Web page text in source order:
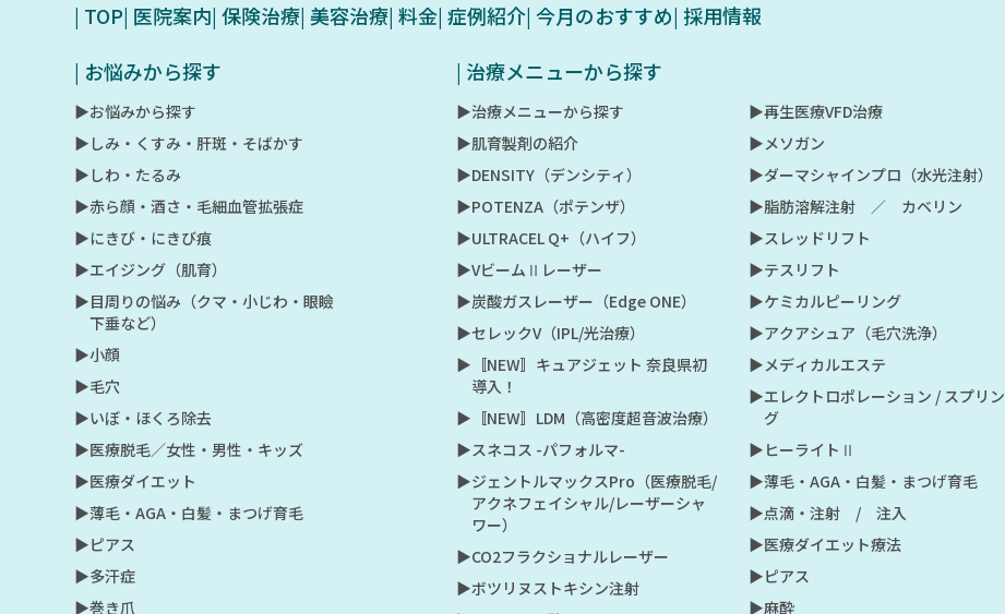
| TOP| 医院案内| 保険治療| 美容治療| 料金| 症例紹介| 今月のおすすめ| 採用情報
| お悩みから探す
▶︎お悩みから探す
▶︎しみ・くすみ・肝斑・そばかす
▶︎しわ・たるみ
▶︎赤ら顔・酒さ・毛細血管拡張症
▶︎にきび・にきび痕
▶︎エイジング（肌育）
▶︎目周りの悩み（クマ・小じわ・眼瞼
下垂など）
▶︎小顔
▶︎毛穴
▶︎いぼ・ほくろ除去
▶︎医療脱毛／女性・男性・キッズ
▶︎医療ダイエット
▶︎薄毛・AGA・白髪・まつげ育毛
▶︎ピアス
▶︎多汗症
▶︎巻き爪
| 治療メニューから探す
▶︎治療メニューから探す
▶︎肌育製剤の紹介
▶︎DENSITY（デンシティ）
▶︎POTENZA（ポテンザ）
▶︎ULTRACEL Q+（ハイフ）
▶︎VビームⅡレーザー
▶︎炭酸ガスレーザー（Edge ONE）
▶︎セレックV（IPL/光治療）
▶︎〚NEW〛キュアジェット 奈良県初
導入！
▶︎〚NEW〛LDM（高密度超音波治療）
▶︎スネコス -パフォルマ-
▶︎ジェントルマックスPro（医療脱毛/
アクネフェイシャル/レーザーシャ
ワー）
▶︎CO2フラクショナルレーザー
▶︎ボツリヌストキシン注射
▶︎再生医療VFD治療
▶︎メソガン
▶︎ダーマシャインプロ（水光注射）
▶︎脂肪溶解注射 ／ カベリン
▶︎スレッドリフト
▶︎テスリフト
▶︎ケミカルピーリング
▶︎アクアシュア（毛穴洗浄）
▶︎メディカルエステ
▶︎エレクトロポレーション / スプリン
グ
▶︎ヒーライトⅡ
▶︎薄毛・AGA・白髪・まつげ育毛
▶︎点滴・注射 / 注入
▶︎医療ダイエット療法
▶︎ピアス
▶︎麻酔